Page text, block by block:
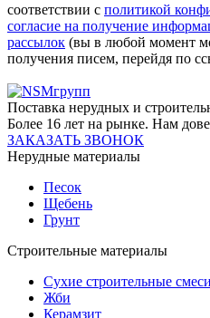
соответствии с политикой
согласие на получение
рассылок (вы в любой момент
получения писем, перейдя по
Поставка нерудных и
Более 16 лет на рынке. Нам
ЗАКАЗАТЬ ЗВОНОК
Нерудные материалы
Песок
Щебень
Грунт
Строительные материалы
Сухие строительные смеси
Жби
Керамзит